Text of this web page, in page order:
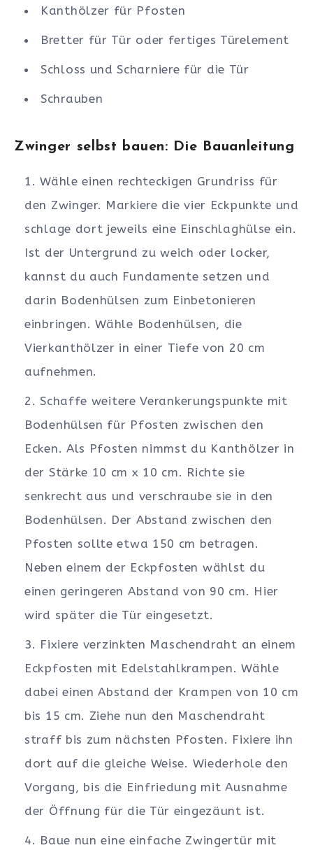
Kanthölzer für Pfosten
Bretter für Tür oder fertiges Türelement
Schloss und Scharniere für die Tür
Schrauben
Zwinger selbst bauen: Die Bauanleitung
Wähle einen rechteckigen Grundriss für
den Zwinger. Markiere die vier Eckpunkte und
schlage dort jeweils eine Einschlaghülse ein.
Ist der Untergrund zu weich oder locker,
kannst du auch Fundamente setzen und
darin Bodenhülsen zum Einbetonieren
einbringen. Wähle Bodenhülsen, die
Vierkanthölzer in einer Tiefe von 20 cm
aufnehmen.
Schaffe weitere Verankerungspunkte mit
Bodenhülsen für Pfosten zwischen den
Ecken. Als Pfosten nimmst du Kanthölzer in
der Stärke 10 cm x 10 cm. Richte sie
senkrecht aus und verschraube sie in den
Bodenhülsen. Der Abstand zwischen den
Pfosten sollte etwa 150 cm betragen.
Neben einem der Eckpfosten wählst du
einen geringeren Abstand von 90 cm. Hier
wird später die Tür eingesetzt.
Fixiere verzinkten Maschendraht an einem
Eckpfosten mit Edelstahlkrampen. Wähle
dabei einen Abstand der Krampen von 10 cm
bis 15 cm. Ziehe nun den Maschendraht
straff bis zum nächsten Pfosten. Fixiere ihn
dort auf die gleiche Weise. Wiederhole den
Vorgang, bis die Einfriedung mit Ausnahme
der Öffnung für die Tür eingezäunt ist.
Baue nun eine einfache Zwingertür mit